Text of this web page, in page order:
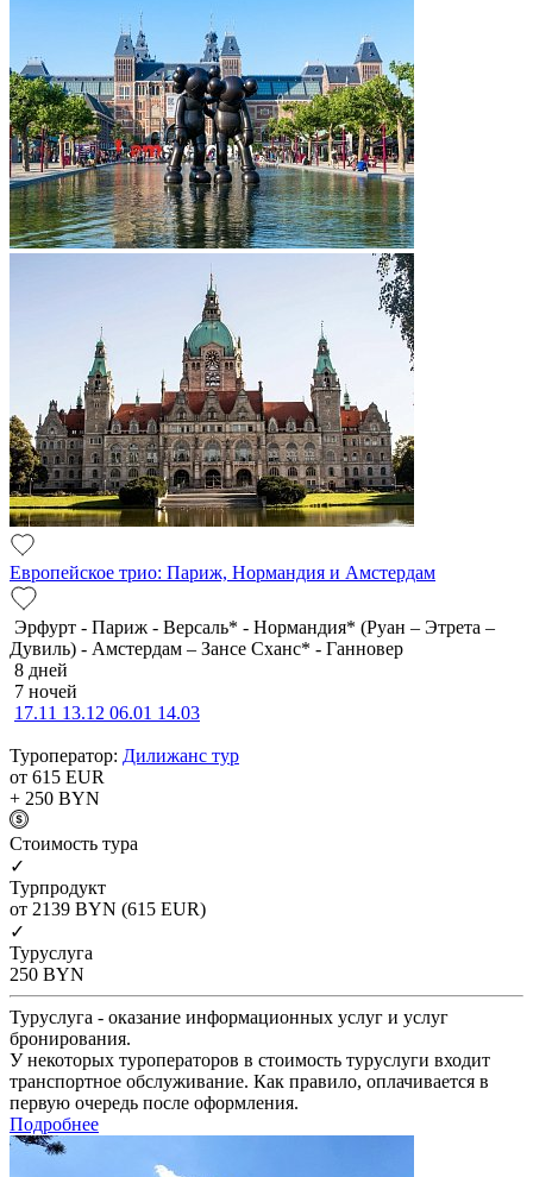
Европейское трио: Париж, Нормандия и Амстердам
Эрфурт - Париж - Версаль* - Нормандия* (Руан – Этрета –
Дувиль) - Амстердам – Зансе Сханс* - Ганновер
8 дней
7 ночей
17.11 13.12 06.01 14.03
Туроператор: Дилижанс тур
от 615 EUR
+ 250 BYN
Cтоимость тура
✓
Турпродукт
от 2139 BYN (615 EUR)
✓
Туруслуга
250 BYN
Туруслуга - оказание информационных услуг и услуг
бронирования.
У некоторых туроператоров в стоимость туруслуги входит
транспортное обслуживание. Как правило, оплачивается в
первую очередь после оформления.
Подробнее